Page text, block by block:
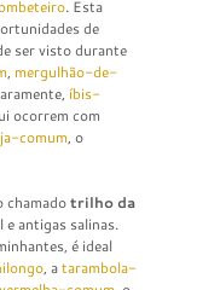
. Esta
de
ser visto durante
, mergulhão-de-
íbis-
ocorrem com
comum, o
chamadotrilho da
e antigas salinas.
é ideal
, atarambola-